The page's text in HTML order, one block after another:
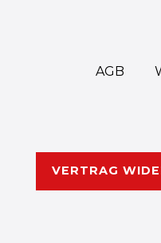
AGB
VERTRAG